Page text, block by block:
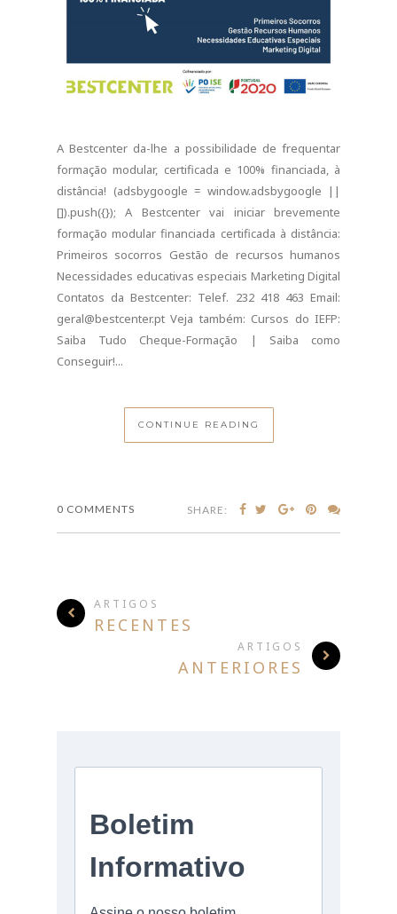
A Bestcenter da-lhe a possibilidade de frequentar
formação modular, certificada e 100% financiada, à
distância! (adsbygoogle = window.adsbygoogle ||
[]).push({}); A Bestcenter vai iniciar brevemente
formação modular financiada certificada à distância:
Primeiros socorros Gestão de recursos humanos
Necessidades educativas especiais Marketing Digital
Contatos da Bestcenter: Telef. 232 418 463 Email:
geral@bestcenter.pt Veja também: Cursos do IEFP:
Saiba Tudo Cheque-Formação | Saiba como
Conseguir!...
CONTINUE READING
0 COMMENTS SHARE:
ARTIGOS
RECENTES
ARTIGOS
ANTERIORES